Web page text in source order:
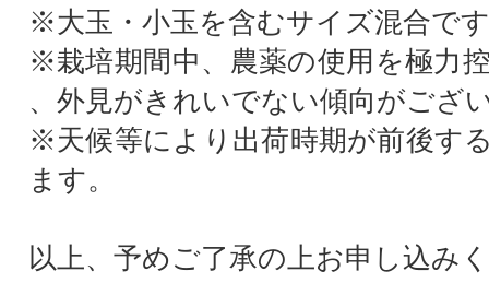
※大玉・小玉を含むサイズ混合で
※栽培期間中、農薬の使用を極力
、外見がきれいでない傾向がござ
※天候等により出荷時期が前後す
ます。
以上、予めご了承の上お申し込み